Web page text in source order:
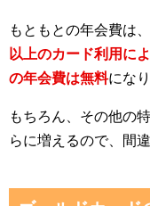
もともとの年会費は
以上のカード利用に
の年会費は無料にな
もちろん、その他の
らに増えるので、間